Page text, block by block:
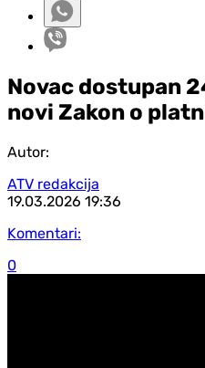
Novac dostupan
novi Zakon o
Autor:
ATV redakcija
19.03.2026 19:36
Komentari:
0